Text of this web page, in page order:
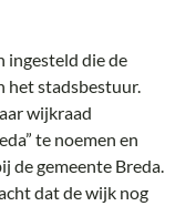
ingesteld die de
het stadsbestuur.
wijkraad
te noemen en
de gemeente Breda.
dat de wijk nog